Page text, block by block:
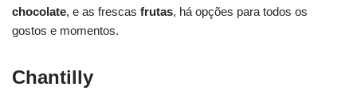
chocolate, e as frescas frutas, há opções para todos os
gostos e momentos.
Chantilly